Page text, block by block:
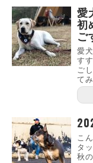
愛
初
ご
愛
す
ご
て
こ
タ
秋